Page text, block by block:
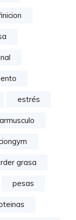
estrés
grasa
pesas